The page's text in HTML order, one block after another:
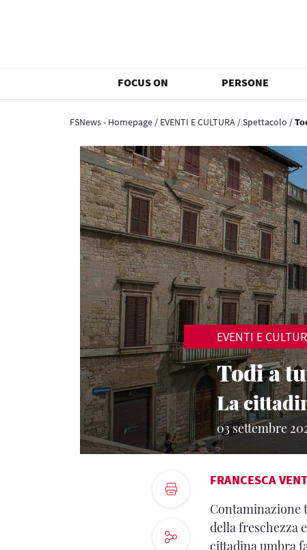
FOCUS ON PERSONE
FSNews - Homepage / EVENTI E CULTURA /Spettacolo /
EVENTI E
Todi a
La
03 settembre
FRANCESCA
Contaminazione
della freschezza
cittadina umbra